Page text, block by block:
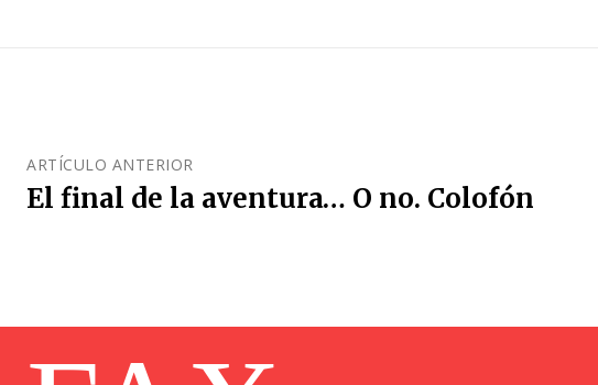
ARTÍCULO ANTERIOR
El final de la aventura… O no. Colofón